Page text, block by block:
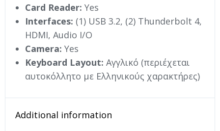
Card Reader: Yes
Interfaces: (1) USB 3.2, (2) Thunderbolt 4,
HDMI, Audio I/O
Camera: Yes
Keyboard Layout: Αγγλικό (περιέχεται
αυτοκόλλητο με Ελληνικούς χαρακτήρες)
Additional information